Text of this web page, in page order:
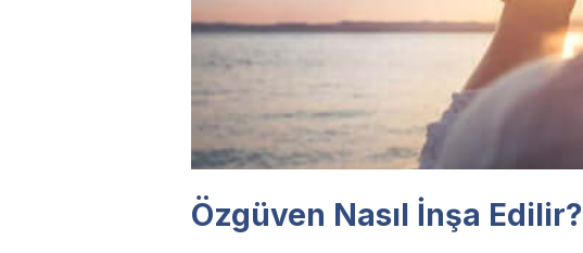
Özgüven Nasıl İnşa Edilir?